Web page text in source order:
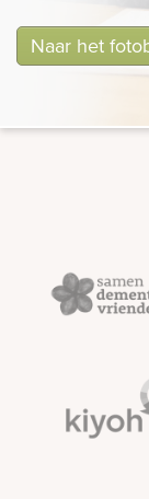
Naar het